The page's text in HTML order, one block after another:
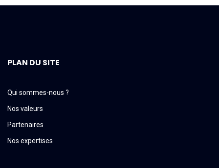
PLAN DU SITE
Qui sommes-nous ?
Nos valeurs
Partenaires
Nos expertises